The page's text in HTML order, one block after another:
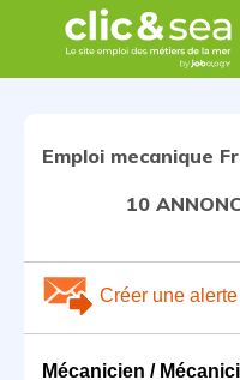
Emploi mecanique
10
Créer une alerte